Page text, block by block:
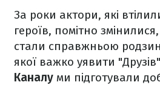
За роки актори, які
героїв, помітно
стали справжньою
якої важко уявити
Каналу ми підготували